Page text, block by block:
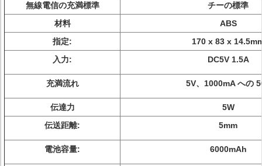
無線電信の充満標準
チーの標準
材料
ABS
指定:
170 x 83 x
入力:
DC5V 1.5A
充満流れ 5V、1000mA への
伝達力
5W
伝送距離:
5mm
電池容量: 6000mAh